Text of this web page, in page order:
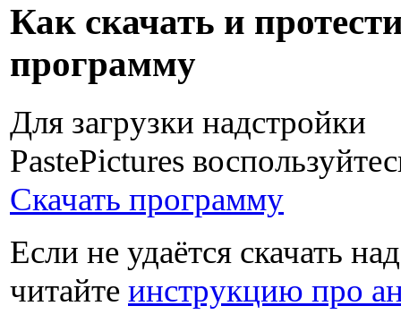
Как скачать и
программу
Для загрузки надстройки
PastePictures
Скачать программу
Если не удаётся скачать
читайте инструкцию про